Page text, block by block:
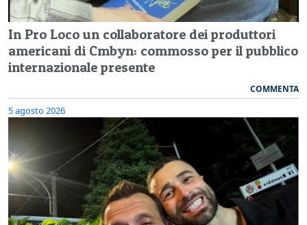
In Pro Loco un collaboratore dei produttori
americani di Cmbyn: commosso per il pubblico
internazionale presente
COMMENTA
5 agosto 2026